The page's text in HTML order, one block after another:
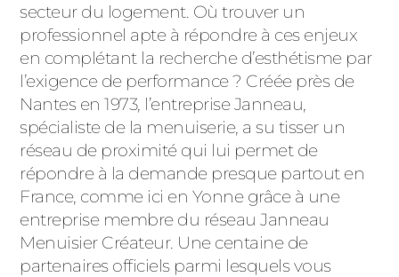
secteur du logement. Où trouver un
professionnel apte à répondre à ces enjeux
en complétant la recherche d’esthétisme par
l’exigence de performance ? Créée près de
Nantes en 1973, l’entreprise Janneau,
spécialiste de la menuiserie, a su tisser un
réseau de proximité qui lui permet de
répondre à la demande presque partout en
France, comme ici en Yonne grâce à une
entreprise membre du réseau Janneau
Menuisier Créateur. Une centaine de
partenaires officiels parmi lesquels vous
ACIER